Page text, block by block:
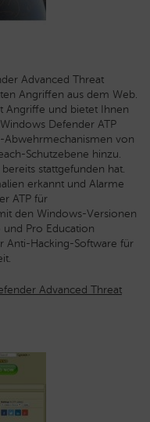
Advanced Threat
Angriffen aus dem Web.
Angriffe und bietet Ihnen
Defender ATP
Abwehrmechanismen von
Schutzebene hinzu.
stattgefunden hat.
erkannt und Alarme
ATP für
den Windows-Versionen
und Pro Education
Anti-Hacking-Software für
Advanced Threat